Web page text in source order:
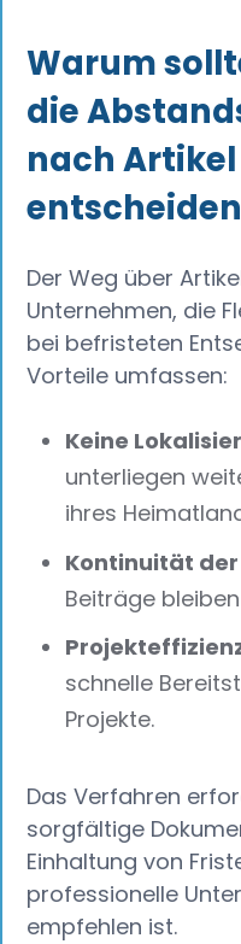
Warum
die
nach
Der Weg über
Unternehmen, die
bei befristeten
Vorteile umfassen:
Keine
unterliegen
ihres
Kontinuität
Beiträge
schnelle
Projekte.
Das Verfahren
sorgfältige
Einhaltung von
professionelle
empfehlen ist.